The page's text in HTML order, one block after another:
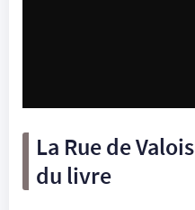
La Rue de
du livre